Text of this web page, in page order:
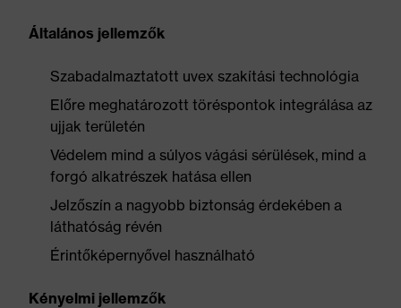
Általános jellemzők
Szabadalmaztatott uvex szakítási technológia
Előre meghatározott töréspontok integrálása az
ujjak területén
Védelem mind a súlyos vágási sérülések, mind a
forgó alkatrészek hatása ellen
Jelzőszín a nagyobb biztonság érdekében a
láthatóság révén
Érintőképernyővel használható
Kényelmi jellemzők